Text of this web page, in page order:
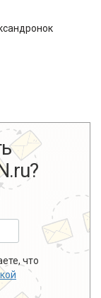
что